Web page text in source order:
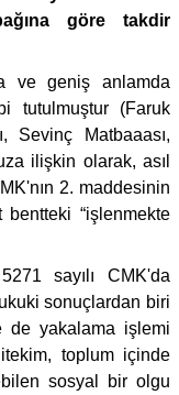
göre takdir
ve geniş anlamda
tutulmuştur (Faruk
Sevinç Matbaaası,
ilişkin olarak, asıl
2. maddesinin
“işlenmekte
sayılı CMK'da
sonuçlardan biri
de yakalama işlemi
toplum içinde
sosyal bir olgu